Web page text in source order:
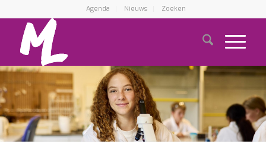
Agenda Nieuws Zoeken